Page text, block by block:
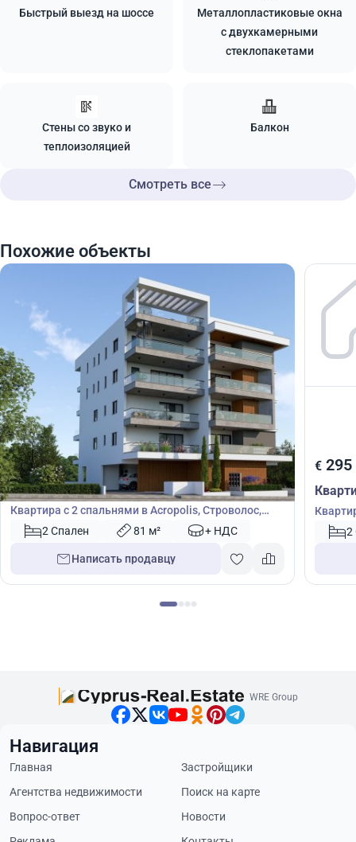
Быстрый выезд на шоссе
Металлопластиковые окна
с двухкамерными
стеклопакетами
Стены со звуко и
теплоизоляцией
Балкон
Смотреть все
Похожие объекты
€295 000
Квартира
Квартира с 2 спальнями в Acropolis, Строволос,
Никосия, Кипр № 47532
2 Спален 81 м² + НДС
Написать продавцу
€ 295
2
WRE Group
Навигация
Главная
Застройщики
Агентства недвижимости
Поиск на карте
Вопрос-ответ
Новости